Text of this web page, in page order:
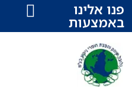
פנו אלינו
באמצעות